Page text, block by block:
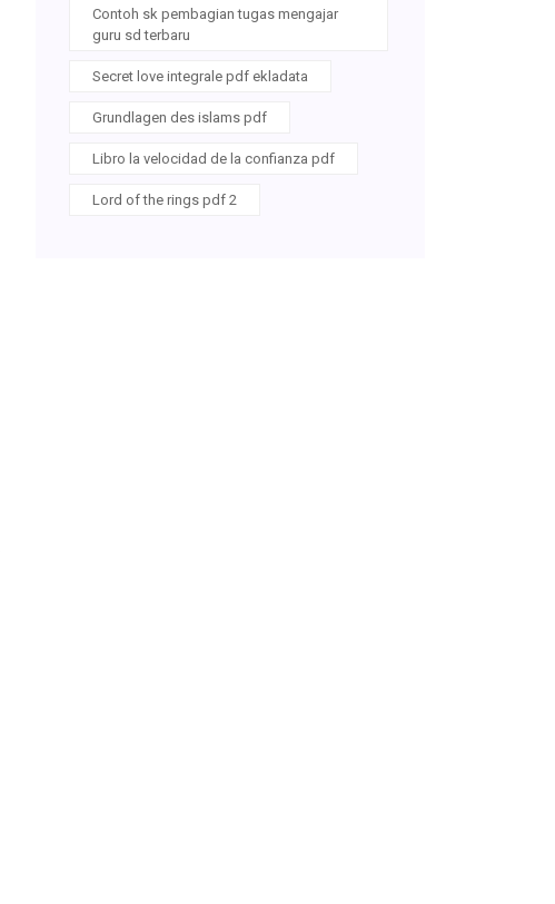
Contoh sk pembagian tugas mengajar
guru sd terbaru
Secret love integrale pdf ekladata
Grundlagen des islams pdf
Libro la velocidad de la confianza pdf
Lord of the rings pdf 2